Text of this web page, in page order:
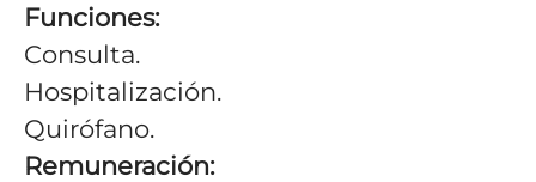
Funciones:
Consulta.
Hospitalización.
Quirófano.
Remuneración: